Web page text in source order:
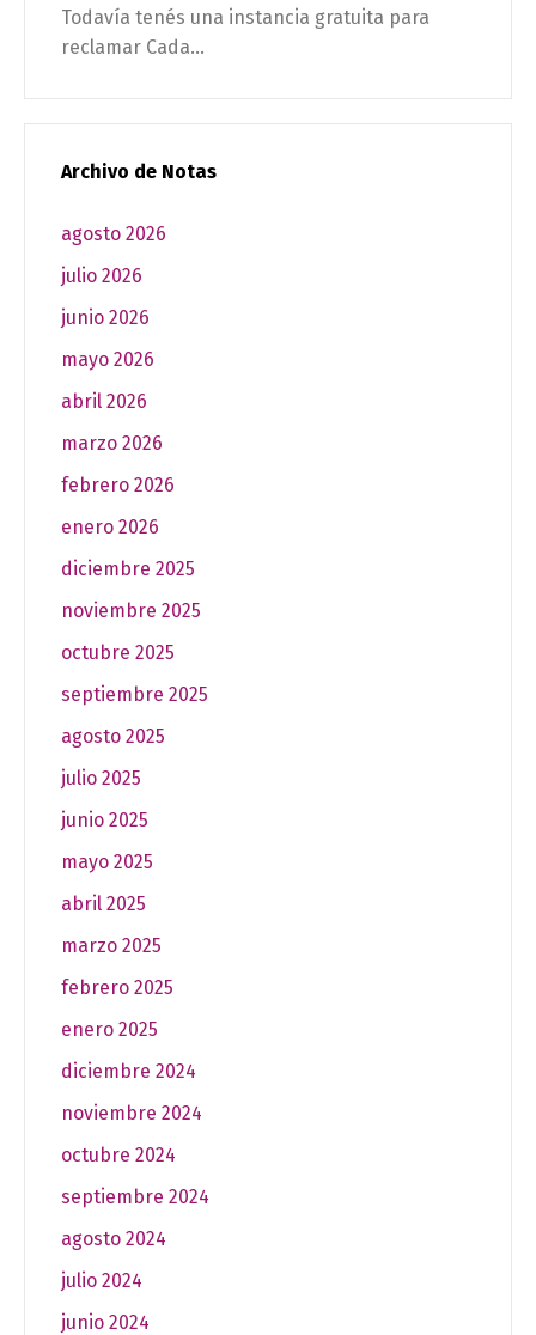
Todavía tenés una instancia gratuita para
reclamar Cada...
Archivo de Notas
agosto 2026
julio 2026
junio 2026
mayo 2026
abril 2026
marzo 2026
febrero 2026
enero 2026
diciembre 2025
noviembre 2025
octubre 2025
septiembre 2025
agosto 2025
julio 2025
junio 2025
mayo 2025
abril 2025
marzo 2025
febrero 2025
enero 2025
diciembre 2024
noviembre 2024
octubre 2024
septiembre 2024
agosto 2024
julio 2024
junio 2024